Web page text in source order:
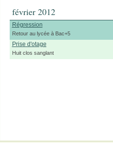
février 2012
Régression
Retour au lycée à Bac+5
Prise d'otage
Huit clos sanglant